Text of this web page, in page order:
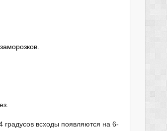
всходы появляются на 6-